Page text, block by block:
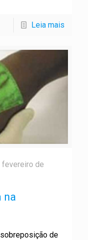
Leia mais
fevereiro de
na
de